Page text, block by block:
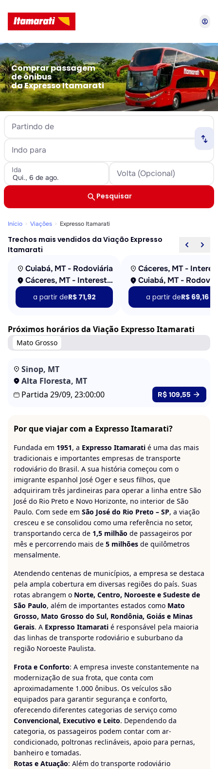
account_circle
Comprar passagem
de ônibus
da Expresso Itamarati
Partindo de
Indo para
swap_horiz
Ida Volta (Opcional)
search Pesquisar
Início Viações Expresso Itamarati
Trechos mais vendidos da Viação Expresso
Itamarati
Cuiabá, MT - Rodoviária
Cáceres, MT - Interestadual
a partir deR$ 71,92
Cuiabá, MT -
a partir deR$ 69,16
Próximos horários da Viação Expresso Itamarati
Mato Grosso
Sinop, MT
Alta Floresta, MT
Partida 29/09, 23:00:00
R$ 109,55
Por que viajar com a Expresso Itamarati?
Fundada em 1951, a Expresso Itamarati é uma das mais
tradicionais e importantes empresas de transporte
rodoviário do Brasil. A sua história começou com o
imigrante espanhol José Oger e seus filhos, que
adquiriram três jardineiras para operar a linha entre São
José do Rio Preto e Novo Horizonte, no interior de São
Paulo. Com sede em São José do Rio Preto – SP, a viação
cresceu e se consolidou como uma referência no setor,
transportando cerca de 1,5 milhão de passageiros por
mês e percorrendo mais de 5 milhões de quilômetros
mensalmente.
Atendendo centenas de municípios, a empresa se destaca
pela ampla cobertura em diversas regiões do país. Suas
rotas abrangem o Norte, Centro, Noroeste e Sudeste de
São Paulo, além de importantes estados como Mato
Grosso, Mato Grosso do Sul, Rondônia, Goiás e Minas
Gerais. A Expresso Itamarati é responsável pela maioria
das linhas de transporte rodoviário e suburbano da
região Noroeste Paulista.
Frota e Conforto: A empresa investe constantemente na
modernização de sua frota, que conta com
aproximadamente 1.000 ônibus. Os veículos são
equipados para garantir segurança e conforto,
oferecendo diferentes categorias de serviço como
Convencional, Executivo e Leito. Dependendo da
categoria, os passageiros podem contar com ar-
condicionado, poltronas reclináveis, apoio para pernas,
banheiro e tomadas.
Rotas e Atuação: Além do transporte rodoviário